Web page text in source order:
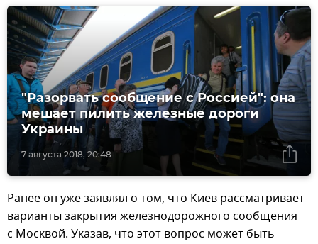
7 августа 2018, 20:48
"Разорвать сообщение с Россией": она
мешает пилить железные дороги
Украины
Ранее он уже заявлял о том, что Киев рассматривает
варианты закрытия железнодорожного сообщения
с Москвой. Указав, что этот вопрос может быть